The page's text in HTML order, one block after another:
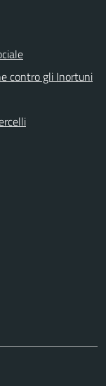
contro gli Inortuni